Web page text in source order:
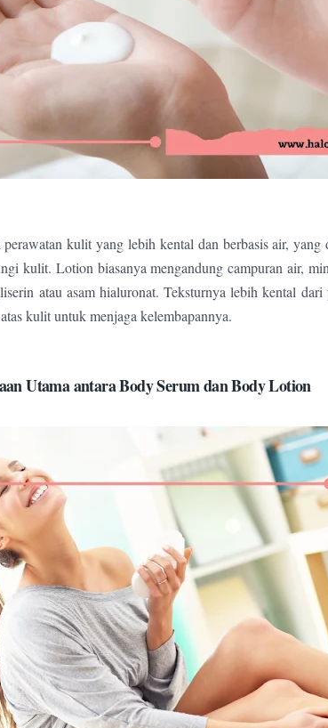
kulit yang lebih kental dan berbasis air, yang
kulit. Lotion biasanya mengandung campuran air,
atau asam hialuronat. Teksturnya lebih kental dari
kulit untuk menjaga kelembapannya.
Utama antara Body Serum dan Body Lotion